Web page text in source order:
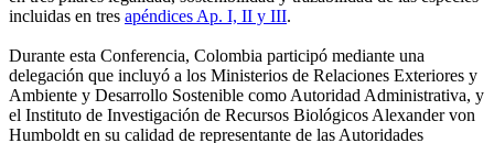
incluidas en tres apéndices Ap. I, II y III.
Durante esta Conferencia, Colombia participó mediante una
delegación que incluyó a los Ministerios de Relaciones Exteriores y
Ambiente y Desarrollo Sostenible como Autoridad Administrativa, y
el Instituto de Investigación de Recursos Biológicos Alexander von
Humboldt en su calidad de representante de las Autoridades